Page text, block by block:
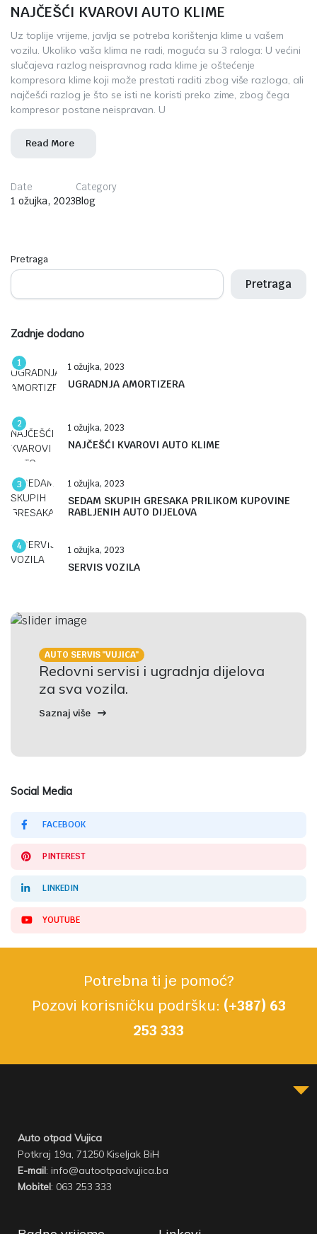
NAJČEŠĆI KVAROVI AUTO KLIME
Uz toplije vrijeme, javlja se potreba korištenja klime u vašem
vozilu. Ukoliko vaša klima ne radi, moguća su 3 raloga: U većini
slučajeva razlog neispravnog rada klime je oštećenje
kompresora klime koji može prestati raditi zbog više razloga, ali
najčešći razlog je što se isti ne koristi preko zime, zbog čega
kompresor postane neispravan. U
Read More
Date
1 ožujka, 2023
Category
Blog
Pretraga
Pretraga
Zadnje dodano
1 1 ožujka, 2023
UGRADNJA AMORTIZERA
2 1 ožujka, 2023
NAJČEŠĆI KVAROVI AUTO KLIME
3 1 ožujka, 2023
SEDAM SKUPIH GRESAKA PRILIKOM KUPOVINE
RABLJENIH AUTO DIJELOVA
4 1 ožujka, 2023
SERVIS VOZILA
AUTO SERVIS "VUJICA"
Redovni servisi i ugradnja dijelova
za sva vozila.
Saznaj više
Social Media
FACEBOOK
PINTEREST
LINKEDIN
YOUTUBE
Potrebna ti je pomoć?
Pozovi korisničku podršku: (+387) 63
253 333
Auto otpad Vujica
Potkraj 19a, 71250 Kiseljak BiH
E-mail: info@autootpadvujica.ba
Mobitel: 063 253 333